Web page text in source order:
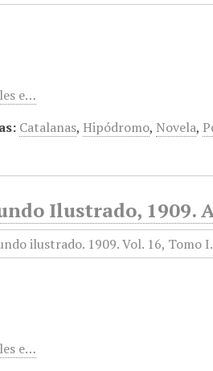
e…
Catalanas, Hipódromo, Novela,
Ilustrado, 1909.
e…